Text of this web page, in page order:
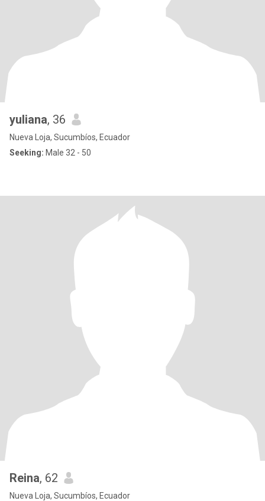
yuliana, 36
Nueva Loja, Sucumbíos, Ecuador
Seeking: Male 32 - 50
Reina, 62
Nueva Loja, Sucumbíos, Ecuador